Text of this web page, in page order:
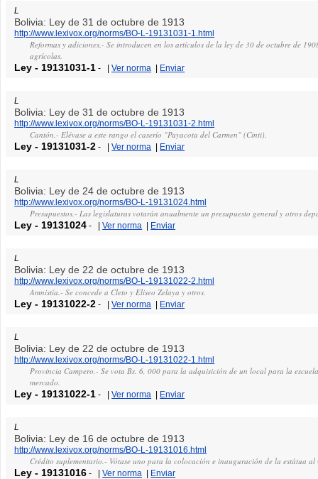
L
Bolivia: Ley de 31 de octubre de 1913
http://www.lexivox.org/norms/BO-L-19131031-1.html
Reformas y adiciones.- Se introducen en los artículos de la ley de 30 de octubre de
agrícolas.
Ley - 19131031-1 - |Ver norma | Enviar
L
Bolivia: Ley de 31 de octubre de 1913
http://www.lexivox.org/norms/BO-L-19131031-2.html
Cantón.- Elévase a este rango el caserío "Payacota del Carmen" (Cinti).
Ley - 19131031-2 - |Ver norma | Enviar
L
Bolivia: Ley de 24 de octubre de 1913
http://www.lexivox.org/norms/BO-L-19131024.html
Presupuestos.- Las legislaturas votarán anualmente un presupuesto general y otros
Ley - 19131024 - |Ver norma | Enviar
L
Bolivia: Ley de 22 de octubre de 1913
http://www.lexivox.org/norms/BO-L-19131022-2.html
Amnistía.- Se concede a Cleto y Eliseo Zelaya y otros.
Ley - 19131022-2 - |Ver norma | Enviar
L
Bolivia: Ley de 22 de octubre de 1913
http://www.lexivox.org/norms/BO-L-19131022-1.html
Provincia Campero.- Se vota Bs. 6, 000 para la adquisición de un local para la
mercado.
Ley - 19131022-1 - |Ver norma | Enviar
L
Bolivia: Ley de 16 de octubre de 1913
http://www.lexivox.org/norms/BO-L-19131016.html
Crédito suplementario.- Vótase uno para la colocación e inauguración de la estátua al
Ley - 19131016 - |Ver norma | Enviar